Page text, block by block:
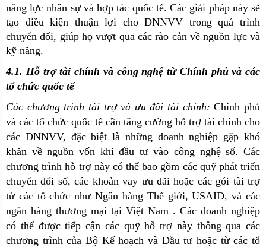
năng lực nhân sự và hợp tác quốc tế. Các giải pháp này sẽ
tạo điều kiện thuận lợi cho DNNVV trong quá trình
chuyển đổi, giúp họ vượt qua các rào cản về nguồn lực và
kỹ năng.
4.1. Hỗ trợ tài chính và công nghệ từ Chính phủ và các
tổ chức quốc tế
Các chương trình tài trợ và ưu đãi tài chính:Chính phủ
và các tổ chức quốc tế cần tăng cường hỗ trợ tài chính cho
các DNNVV, đặc biệt là những doanh nghiệp gặp khó
khăn về nguồn vốn khi đầu tư vào công nghệ số. Các
chương trình hỗ trợ này có thể bao gồm các quỹ phát triển
chuyển đổi số, các khoản vay ưu đãi hoặc các gói tài trợ
từ các tổ chức như Ngân hàng Thế giới, USAID, và các
ngân hàng thương mại tại Việt Nam . Các doanh nghiệp
có thể được tiếp cận các quỹ hỗ trợ này thông qua các
chương trình của Bộ Kế hoạch và Đầu tư hoặc từ các tổ